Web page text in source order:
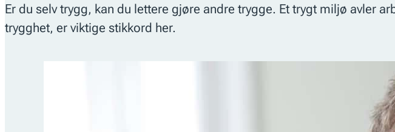
Er du selv trygg, kan du lettere gjøre andre trygge. Et trygt miljø avler
trygghet, er viktige stikkord her.